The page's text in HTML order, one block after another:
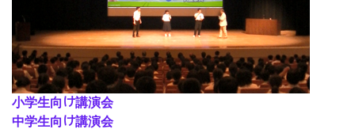
小学生向け講演会
中学生向け講演会